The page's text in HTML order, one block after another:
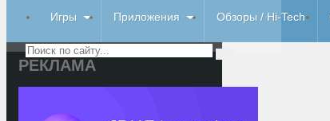
Игры Приложения Обзоры / Hi-Tech
РЕКЛАМА